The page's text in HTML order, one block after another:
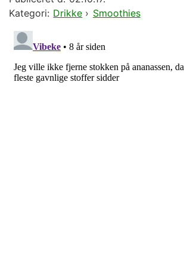
Kategori: Drikke › Smoothies